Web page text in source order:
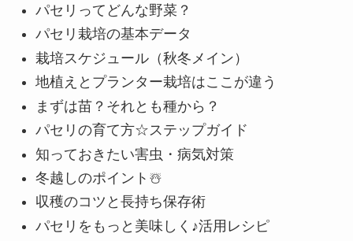
パセリってどんな野菜？
パセリ栽培の基本データ
栽培スケジュール（秋冬メイン）
地植えとプランター栽培はここが違う
まずは苗？それとも種から？
パセリの育て方☆ステップガイド
知っておきたい害虫・病気対策
冬越しのポイント☃️
収穫のコツと長持ち保存術
パセリをもっと美味しく♪活用レシピ